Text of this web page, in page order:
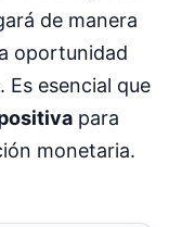
de manera
oportunidad
Es esencial que
para
monetaria.